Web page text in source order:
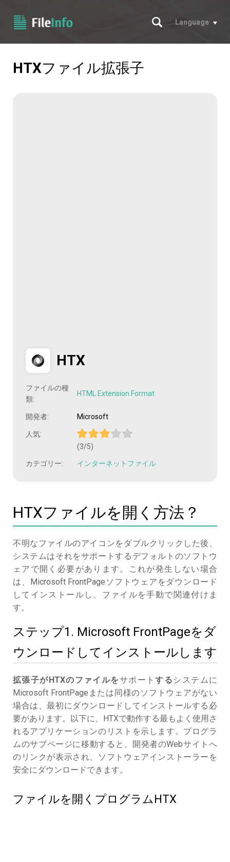
サーチ
Language
HTXファイル拡張子
HTX
ファイルの種
類:
HTML Extension Format
開発者: Microsoft
人気:
(3/5)
カテゴリー: インターネットファイル
HTXファイルを開く方法？
不明なファイルのアイコンをダブルクリックした後、
システムはそれをサポートするデフォルトのソフトウ
ェアで開く必要があります。これが発生しない場合
は、Microsoft FrontPageソフトウェアをダウンロード
してインストールし、ファイルを手動で関連付けま
す。
ステップ1. Microsoft FrontPageをダ
ウンロードしてインストールします
拡張子がHTXのファイルをサポートする システムに
Microsoft FrontPageまたは同様のソフトウェアがない
場合は、最初にダウンロードしてインストールする必
要があります。以下に、HTXで動作する最もよく使用さ
れるアプリケーションのリストを示します。プログラ
ムのサブページに移動すると、開発者のWebサイトへ
のリンクが表示され、ソフトウェアインストーラーを
安全にダウンロードできます。
ファイルを開くプログラムHTX